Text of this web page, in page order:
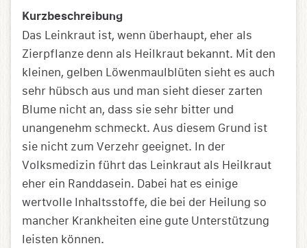
Kurzbeschreibung
Das Leinkraut ist, wenn überhaupt, eher als
Zierpflanze denn als Heilkraut bekannt. Mit den
kleinen, gelben Löwenmaulblüten sieht es auch
sehr hübsch aus und man sieht dieser zarten
Blume nicht an, dass sie sehr bitter und
unangenehm schmeckt. Aus diesem Grund ist
sie nicht zum Verzehr geeignet. In der
Volksmedizin führt das Leinkraut als Heilkraut
eher ein Randdasein. Dabei hat es einige
wertvolle Inhaltsstoffe, die bei der Heilung so
mancher Krankheiten eine gute Unterstützung
leisten können.